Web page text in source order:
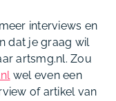
interviews en
dat je graag wil
artsmg.nl. Zou
wel even een
of artikel van